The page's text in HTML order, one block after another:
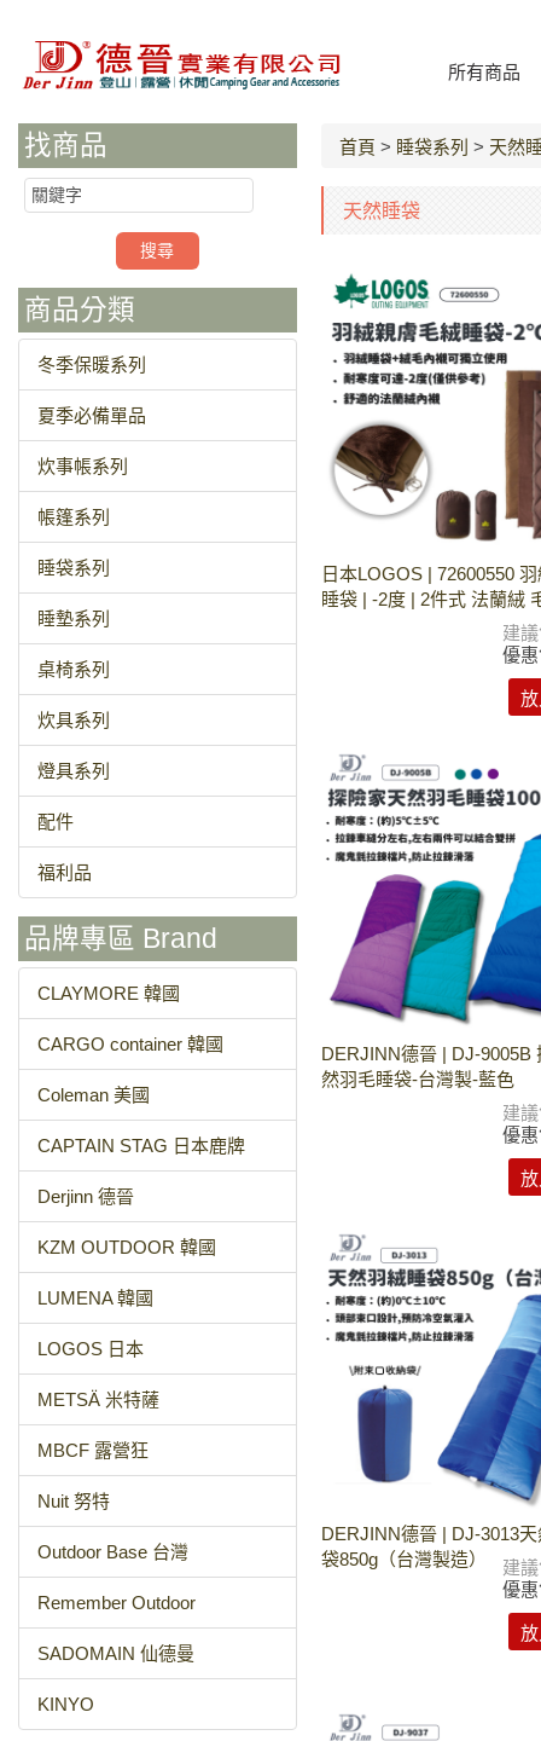
所有商品
找商品
商品分類
冬季保暖系列
夏季必備單品
炊事帳系列
帳篷系列
睡袋系列
睡墊系列
桌椅系列
炊具系列
燈具系列
配件
福利品
品牌專區 Brand
CLAYMORE 韓國
CARGO container 韓國
Coleman 美國
CAPTAIN STAG 日本鹿牌
Derjinn 德晉
KZM OUTDOOR 韓國
LUMENA 韓國
LOGOS 日本
METSÄ 米特薩
MBCF 露營狂
Nuit 努特
Outdoor Base 台灣
Remember Outdoor
SADOMAIN 仙德曼
KINYO
首頁 > 睡袋系列 > 天然
天然睡袋
日本LOGOS | 72600550
睡袋 | -2度 | 2件式 法蘭絨
建
優
DERJINN德晉 | DJ-9005B
然羽毛睡袋-台灣製-藍色
建
優
DERJINN德晉 | DJ-3013
袋850g（台灣製造）
建
優